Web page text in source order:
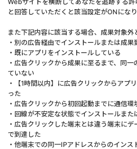
と回答していただくと該当設定がONになり
また下記内容に該当する場合、成果対象外
・別の広告経由でインストールまたは成果
・既にアプリをインストールしている
・広告クリックから成果に至るまで、同
ていない
・【1時間以内】に広告クリックからアプ
った
・広告クリックから初回起動までに通信環
・回線が不安定な状態でインストールま
・広告クリックした端末とは違う端末に
で到達した
・他端末での同一IPアドレスからのイン